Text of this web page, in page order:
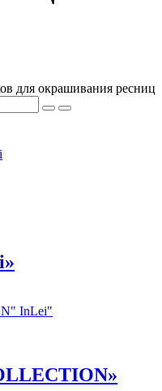
для окрашивания ресниц